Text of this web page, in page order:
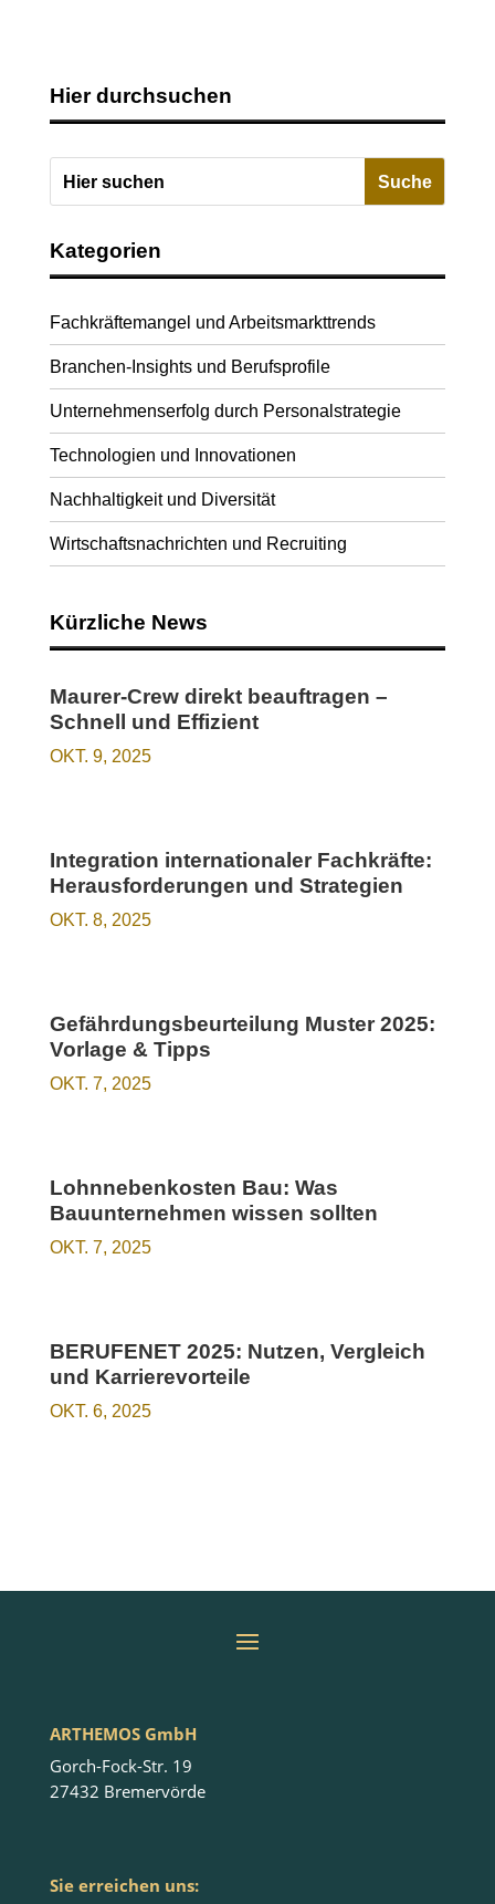
Hier durchsuchen
Kategorien
Fachkräftemangel und Arbeitsmarkttrends
Branchen-Insights und Berufsprofile
Unternehmenserfolg durch Personalstrategie
Technologien und Innovationen
Nachhaltigkeit und Diversität
Wirtschaftsnachrichten und Recruiting
Kürzliche News
Maurer-Crew direkt beauftragen –
Schnell und Effizient
OKT. 9, 2025
Integration internationaler Fachkräfte:
Herausforderungen und Strategien
OKT. 8, 2025
Gefährdungsbeurteilung Muster 2025:
Vorlage & Tipps
OKT. 7, 2025
Lohnnebenkosten Bau: Was
Bauunternehmen wissen sollten
OKT. 7, 2025
BERUFENET 2025: Nutzen, Vergleich
und Karrierevorteile
OKT. 6, 2025
ARTHEMOS GmbH
Gorch-Fock-Str. 19
27432 Bremervörde
Sie erreichen uns: